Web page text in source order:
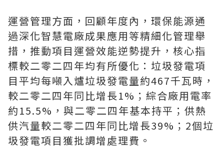
運營管理方面，回顧年度內，環保能源通
過深化智慧電廠成果應用等精細化管理舉
措，推動項目運營效能逆勢提升，核心指
標較二零二四年均有所優化：垃圾發電項
目平均每噸入爐垃圾發電量約467千瓦時，
較二零二四年同比增長1%；綜合廠用電率
約15.5%，與二零二四年基本持平；供熱
供汽量較二零二四年同比增長39%；2個垃
圾發電項目獲批調增處理費。